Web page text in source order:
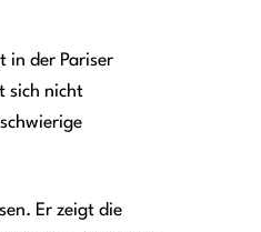
in der Pariser
sich nicht
Er zeigt die